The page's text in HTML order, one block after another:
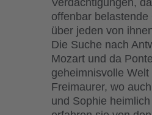
offenbar belastende
über jeden von
Die Suche nach
Mozart und da
geheimnisvolle Welt
Freimaurer, wo
und Sophie